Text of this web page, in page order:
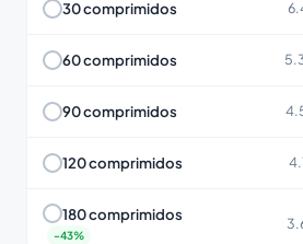
30 comprimidos
60 comprimidos
90 comprimidos
120 comprimidos
180 comprimidos